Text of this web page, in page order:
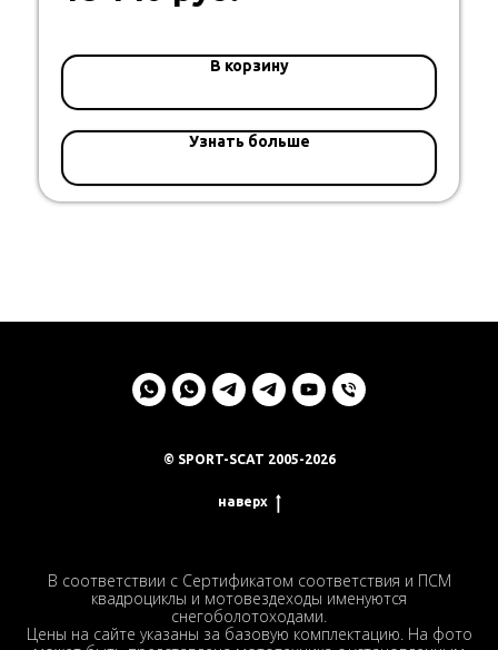
В корзину
Узнать больше
© SPORT-SCAT 2005-2026
наверх
В соответствии с Сертификатом соответствия и ПСМ
квадроциклы и мотовездеходы именуются
снегоболотоходами.
Цены на сайте указаны за базовую комплектацию. На фото